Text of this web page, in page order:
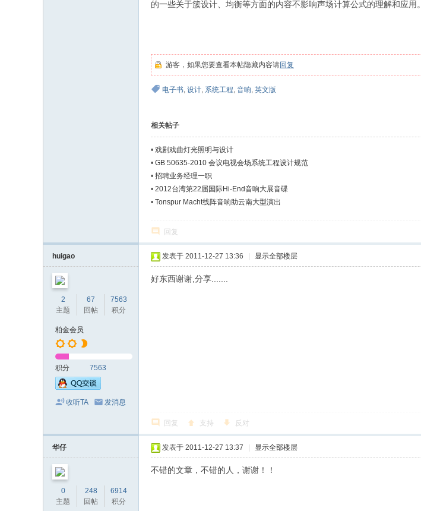
的一些关于簇设计、均衡等方面的内容不影响声场计算公式的理解和应用。
游客，如果您要查看本帖隐藏内容请回复
电子书, 设计, 系统工程, 音响, 英文版
相关帖子
• 戏剧戏曲灯光照明与设计
• GB 50635-2010 会议电视会场系统工程设计规范
• 招聘业务经理一职
• 2012台湾第22届国际Hi-End音响大展音碟
• Tonspur Macht线阵音响助云南大型演出
回复
huigao
2
主题
67
回帖
7563
积分
柏金会员
积分 7563
收听TA 发消息
发表于 2011-12-27 13:36 显示全部楼层
好东西谢谢,分享.......
回复 支持 反对
华仔
0
主题
248
回帖
6914
积分
发表于 2011-12-27 13:37 显示全部楼层
不错的文章，不错的人，谢谢！！